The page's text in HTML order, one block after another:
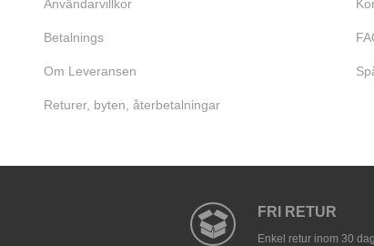
Användarvillkor
Betalnings
Om Leveransen
Returer, byten, återbetalningar
FRI RETUR
Enkel retur inom 30